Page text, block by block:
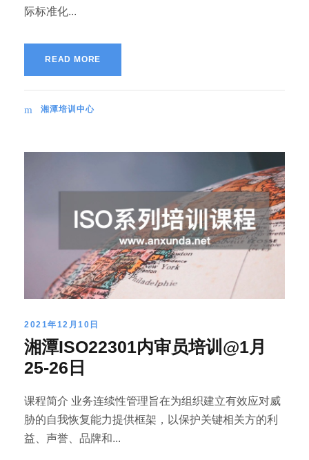
际标准化...
READ MORE
湘潭培训中心
2021年12月10日
湘潭ISO22301内审员培训@1月
25-26日
课程简介 业务连续性管理旨在为组织建立有效应对威
胁的自我恢复能力提供框架，以保护关键相关方的利
益、声誉、品牌和...